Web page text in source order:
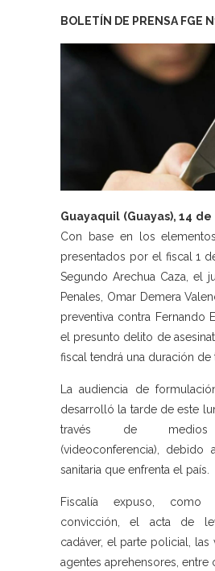
BOLETÍN DE PRENSA FGE
Guayaquil (Guayas), 14
Con base en los
presentados por el fiscal 1
Segundo Arechua Caza, el
Penales, Omar Demera
preventiva contra Fernando
el presunto delito de
fiscal tendrá una duración de
La audiencia de
desarrolló la tarde de este
través de medios
(videoconferencia), debido
sanitaria que enfrenta el país.
Fiscalía expuso, como
convicción, el acta de
cadáver, el parte policial, las
agentes aprehensores, entre